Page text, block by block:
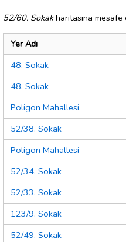
52/60. Sokakharitasına mesafe
Yer Adı
48. Sokak
48. Sokak
Poligon Mahallesi
52/38. Sokak
Poligon Mahallesi
52/34. Sokak
52/33. Sokak
123/9. Sokak
52/49. Sokak